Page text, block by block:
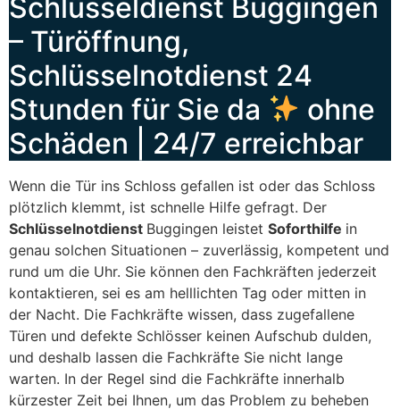
Schlüsseldienst Buggingen
– Türöffnung,
Schlüsselnotdienst 24
Stunden für Sie da
ohne
Schäden | 24/7 erreichbar
Wenn die Tür ins Schloss gefallen ist oder das Schloss
plötzlich klemmt, ist schnelle Hilfe gefragt. Der
Schlüsselnotdienst Buggingen leistet Soforthilfe in
genau solchen Situationen – zuverlässig, kompetent und
rund um die Uhr. Sie können den Fachkräften jederzeit
kontaktieren, sei es am helllichten Tag oder mitten in
der Nacht. Die Fachkräfte wissen, dass zugefallene
Türen und defekte Schlösser keinen Aufschub dulden,
und deshalb lassen die Fachkräfte Sie nicht lange
warten. In der Regel sind die Fachkräfte innerhalb
kürzester Zeit bei Ihnen, um das Problem zu beheben